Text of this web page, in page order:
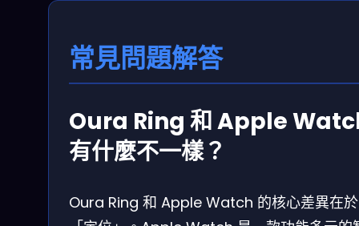
常見問題解答
Oura Ring 和 Apple
有什麼不一樣？
Oura Ring 和 Apple Watch 的核心差異在於